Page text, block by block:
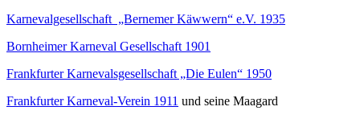
Karnevalgesellschaft „Bernemer Käwwern“ e.V. 1935
Bornheimer Karneval Gesellschaft 1901
Frankfurter Karnevalsgesellschaft „Die Eulen“ 1950
Frankfurter Karneval-Verein 1911 und seine Maagard